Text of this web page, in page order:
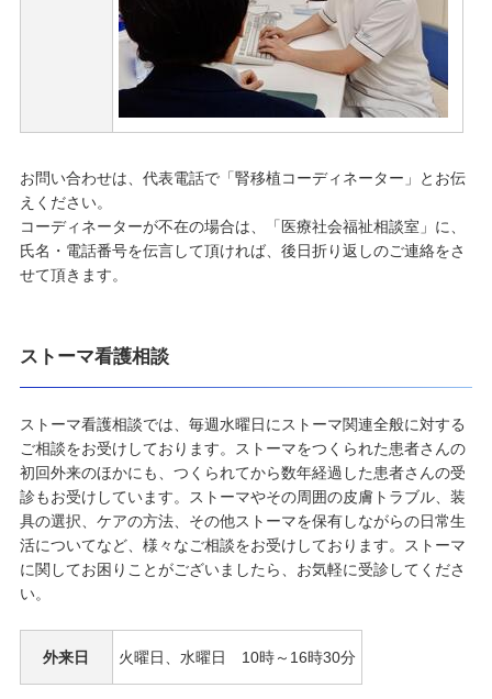
お問い合わせは、代表電話で「腎移植コーディネーター」とお伝
えください。
コーディネーターが不在の場合は、「医療社会福祉相談室」に、
氏名・電話番号を伝言して頂ければ、後日折り返しのご連絡をさ
せて頂きます。
ストーマ看護相談
ストーマ看護相談では、毎週水曜日にストーマ関連全般に対する
ご相談をお受けしております。ストーマをつくられた患者さんの
初回外来のほかにも、つくられてから数年経過した患者さんの受
診もお受けしています。ストーマやその周囲の皮膚トラブル、装
具の選択、ケアの方法、その他ストーマを保有しながらの日常生
活についてなど、様々なご相談をお受けしております。ストーマ
に関してお困りことがございましたら、お気軽に受診してくださ
い。
外来日 火曜日、水曜日 10時～16時30分